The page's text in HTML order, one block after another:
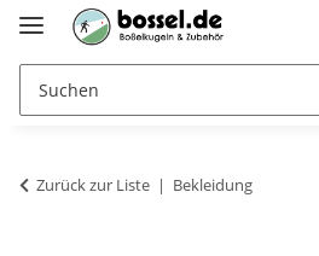
Zurück zur Liste Bekleidung